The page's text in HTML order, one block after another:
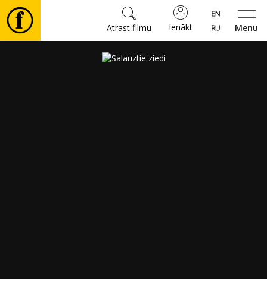
Menu
Ienākt
Atrast filmu